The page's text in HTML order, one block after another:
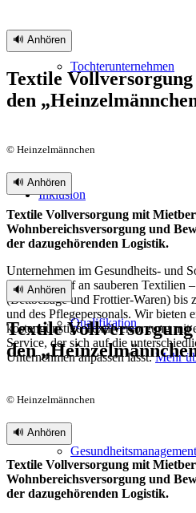
Tochterunternehmen
Inklusion
Qualifikation
Gesundheitsmanagement
🔊 Anhören
Textile
den „
© Heinzelmännchen
🔊 Anhören
Textile Vollversorgung mit
Wohnbereichsversorgung und
der dazugehörenden Logistik.
Unternehmen im Gesundheits- und
hohen Bedarf an sauberen Textilien
(Bettbezüge und Frottier-Waren) bis
und des Pflegepersonals. Wir bieten
kostengünstige Textilversorgung mit
Service, der sich auf die
Unternehmen anpassen lässt.Mehr
🔊 Anhören
Textile
den„
© Heinzelmännchen
🔊 Anhören
Textile Vollversorgung mit
Wohnbereichsversorgung und
der dazugehörenden Logistik.